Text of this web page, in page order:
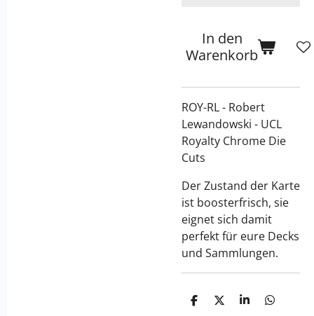
In den
Warenkorb
ROY-RL - Robert
Lewandowski - UCL
Royalty Chrome Die
Cuts
Der Zustand der Karte
ist boosterfrisch, sie
eignet sich damit
perfekt für eure Decks
und Sammlungen.
T
T
T
T